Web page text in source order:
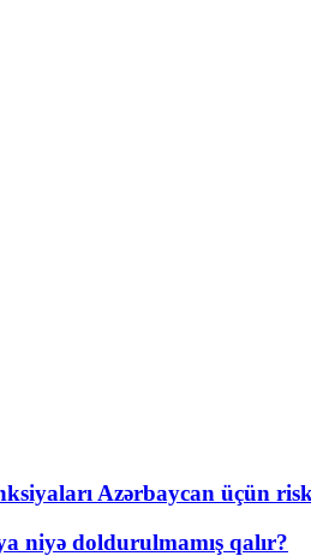
Azərbaycan üçün
niyə doldurulmamış qalır?